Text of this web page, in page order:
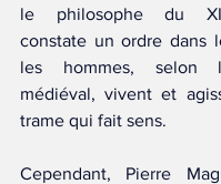
le philosophe du
constate un ordre dans
les hommes, selon
médiéval, vivent et
trame qui fait sens.
Cependant, Pierre